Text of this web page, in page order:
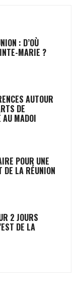
: D’OÙ
MARIE ?
AUTOUR
DE
AU MADOI
POUR UNE
DE LA RÉUNION
2 JOURS
DE LA